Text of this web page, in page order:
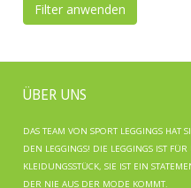
Filter anwenden
ÜBER UNS
DAS TEAM VON SPORT LEGGINGS HAT
DEN LEGGINGS! DIE LEGGINGS IST
KLEIDUNGSSTÜCK, SIE IST EIN
DER NIE AUS DER MODE KOMMT.